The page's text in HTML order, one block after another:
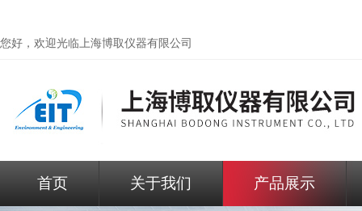
您好，欢迎光临上海博取仪器有限公司
首页 关于我们 产品展示